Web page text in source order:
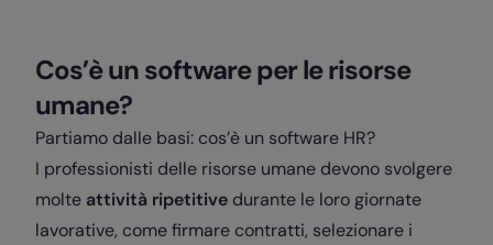
Cos’è un software per le risorse
umane?
Partiamo dalle basi: cos’è un software HR?
I professionisti delle risorse umane devono svolgere
molte attività ripetitive durante le loro giornate
lavorative, come firmare contratti, selezionare i